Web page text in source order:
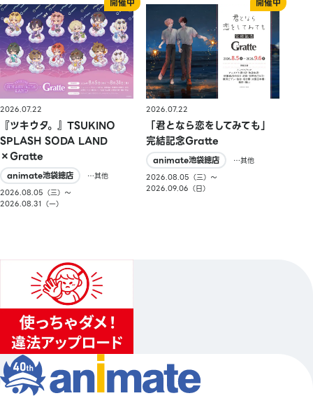
2026.07.22
『ツキウタ。』TSUKINO
SPLASH SODA LAND
×Gratte
animate池袋總店
…其他
2026.08.05（三）〜
2026.08.31（一）
2026.07.22
「君となら恋をしてみても」
完結記念Gratte
animate池袋總店
…其他
2026.08.05（三）〜
2026.09.06（日）